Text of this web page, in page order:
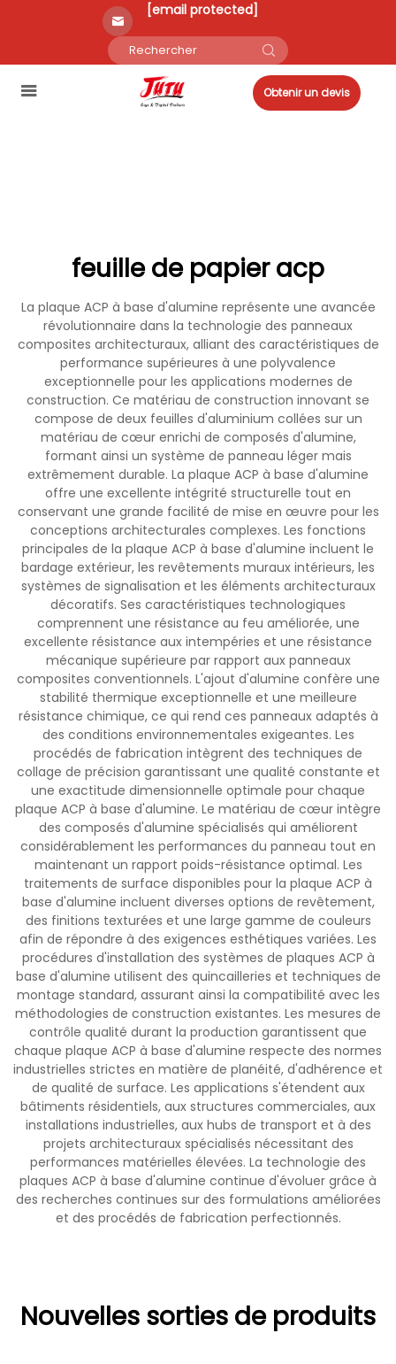
[email protected]
Obtenir un devis
feuille de papier acp
La plaque ACP à base d'alumine représente une avancée
révolutionnaire dans la technologie des panneaux
composites architecturaux, alliant des caractéristiques de
performance supérieures à une polyvalence
exceptionnelle pour les applications modernes de
construction. Ce matériau de construction innovant se
compose de deux feuilles d'aluminium collées sur un
matériau de cœur enrichi de composés d'alumine,
formant ainsi un système de panneau léger mais
extrêmement durable. La plaque ACP à base d'alumine
offre une excellente intégrité structurelle tout en
conservant une grande facilité de mise en œuvre pour les
conceptions architecturales complexes. Les fonctions
principales de la plaque ACP à base d'alumine incluent le
bardage extérieur, les revêtements muraux intérieurs, les
systèmes de signalisation et les éléments architecturaux
décoratifs. Ses caractéristiques technologiques
comprennent une résistance au feu améliorée, une
excellente résistance aux intempéries et une résistance
mécanique supérieure par rapport aux panneaux
composites conventionnels. L'ajout d'alumine confère une
stabilité thermique exceptionnelle et une meilleure
résistance chimique, ce qui rend ces panneaux adaptés à
des conditions environnementales exigeantes. Les
procédés de fabrication intègrent des techniques de
collage de précision garantissant une qualité constante et
une exactitude dimensionnelle optimale pour chaque
plaque ACP à base d'alumine. Le matériau de cœur intègre
des composés d'alumine spécialisés qui améliorent
considérablement les performances du panneau tout en
maintenant un rapport poids-résistance optimal. Les
traitements de surface disponibles pour la plaque ACP à
base d'alumine incluent diverses options de revêtement,
des finitions texturées et une large gamme de couleurs
afin de répondre à des exigences esthétiques variées. Les
procédures d'installation des systèmes de plaques ACP à
base d'alumine utilisent des quincailleries et techniques de
montage standard, assurant ainsi la compatibilité avec les
méthodologies de construction existantes. Les mesures de
contrôle qualité durant la production garantissent que
chaque plaque ACP à base d'alumine respecte des normes
industrielles strictes en matière de planéité, d'adhérence et
de qualité de surface. Les applications s'étendent aux
bâtiments résidentiels, aux structures commerciales, aux
installations industrielles, aux hubs de transport et à des
projets architecturaux spécialisés nécessitant des
performances matérielles élevées. La technologie des
plaques ACP à base d'alumine continue d'évoluer grâce à
des recherches continues sur des formulations améliorées
et des procédés de fabrication perfectionnés.
Nouvelles sorties de produits